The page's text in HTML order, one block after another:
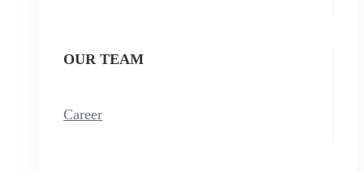
OUR TEAM
Career